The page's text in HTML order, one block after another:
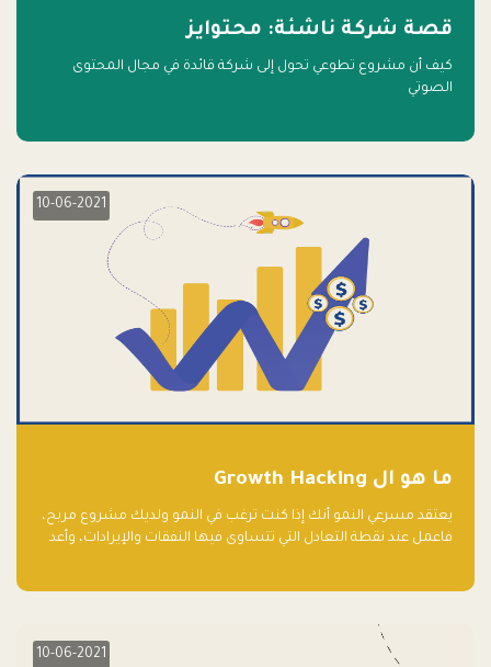
قصة شركة ناشئة: محتوايز
كيف أن مشروع تطوعي تحول إلى شركة قائدة في مجال المحتوى
الصوتي
10-06-2021
ما هو ال Growth Hacking
يعتقد مسرعي النمو أنك إذا كنت ترغب في النمو ولديك مشروع مربح،
فاعمل عند نقطة التعادل التي تتساوى فيها النفقات والإيرادات، وأعد
10-06-2021